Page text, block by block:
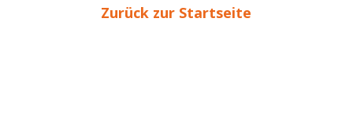
Zurück zur Startseite